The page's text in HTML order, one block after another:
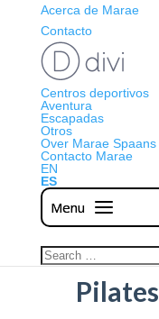
Acerca de Marae
Contacto
Centros deportivos
Aventura
Escapadas
Otros
Over Marae Spaans
Contacto Marae
EN
ES
Pilates